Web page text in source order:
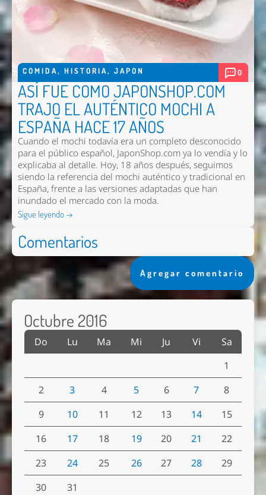
COMIDA, HISTORIA, JAPON 0
ASÍ FUE COMO JAPONSHOP.COM
TRAJO EL AUTÉNTICO MOCHI A
ESPAÑA HACE 17 AÑOS
Cuando el mochi todavía era un completo desconocido
para el público español, JaponShop.com ya lo vendía y lo
explicaba al detalle. Hoy, 18 años después, seguimos
siendo la referencia del mochi auténtico y tradicional en
España, frente a las versiones adaptadas que han
inundado el mercado con la moda.
Sigue leyendo →
Comentarios
Agregar comentario
Octubre 2016
Do Lu Ma Mi Ju Vi
Sa
1
2
3 4 5 6 7
8
9
10 11 12 13 14
15
16
17 18 19 20 21
22
23
24 25 26 27 28
29
30
31